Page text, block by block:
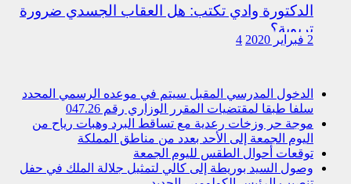
الدكتورة وادي تكتب: هل العقاب الجسدي ضرورة
تربوية؟
2 فبراير 2020 4
الدخول المدرسي المقبل سیتم في موعده الرسمي المحدد
سلفا طبقا لمقتضیات المقرر الوزاري رقم 047.26
موجة حر وزخات رعدية مع تساقط البرد وهبات رياح من
اليوم الجمعة إلى الأحد بعدد من مناطق المملكة
توقعات أحوال الطقس لليوم الجمعة
وصول السيد بوريطة إلى كالي لتمثيل جلالة الملك في حفل